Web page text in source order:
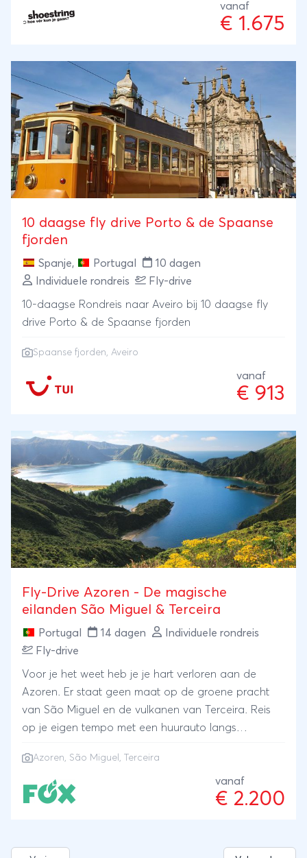
levendige wandelroutes langs levada’s. De
hoofdstad Funchal biedt een mix van historie en
in één. Ga als single of solo reiziger mee op reis met
Shoestring!
vanaf
€ 1.675
10 daagse fly drive Porto & de Spaanse
fjorden
Spanje, Portugal
10 dagen
Individuele rondreis
Fly-drive
10-daagse Rondreis naar Aveiro bij 10 daagse fly
drive Porto & de Spaanse fjorden
Spaanse fjorden, Aveiro
vanaf
€ 913
Fly-Drive Azoren - De magische
eilanden São Miguel & Terceira
Portugal 14 dagen
Individuele rondreis
Fly-drive
Voor je het weet heb je je hart verloren aan de
Azoren. Er staat geen maat op de groene pracht
van São Miguel en de vulkanen van Terceira. Reis
op je eigen tempo met een huurauto langs
adembenemende kustlijnen. Aan alles is gedacht:
vluchten, huurauto en comfortabel verblijf.
Azoren, São Miguel, Terceira
vanaf
€ 2.200